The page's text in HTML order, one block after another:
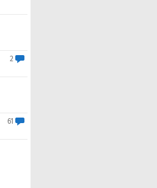
2
61